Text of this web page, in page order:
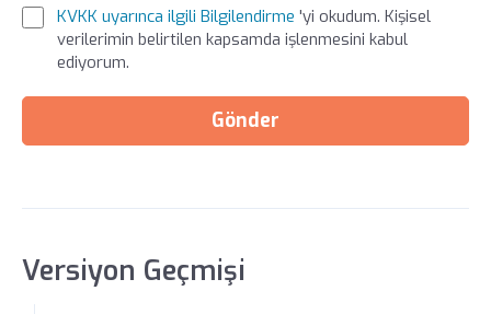
KVKK uyarınca ilgili Bilgilendirme 'yi okudum. Kişisel
verilerimin belirtilen kapsamda işlenmesini kabul
ediyorum.
Gönder
Versiyon Geçmişi